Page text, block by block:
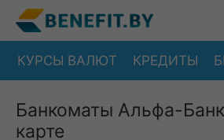
КУРСЫ ВАЛЮТ КРЕДИТЫ
Банкоматы Альфа-
карте